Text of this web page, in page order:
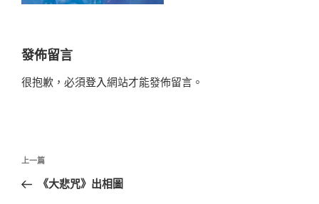
發佈留言
很抱歉，必須登入網站才能發佈留言。
文
導
上
一
上一篇
《大悲咒》出相圖